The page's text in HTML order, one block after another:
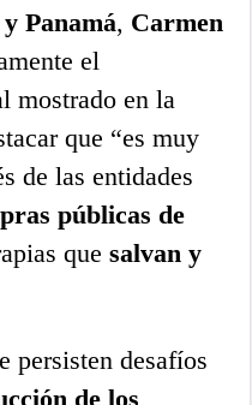
Panamá, Carmen
el
mostrado en la
que “es muy
de las entidades
públicas de
quesalvan y
persisten desafíos
de los